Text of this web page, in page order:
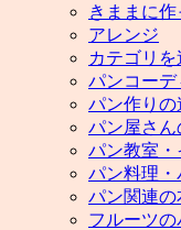
きままに
アレンジ
カテゴリを
パンコーデ
パン作り
パン屋さん
パン教室・
パン料理
パン関連の
フルーツの